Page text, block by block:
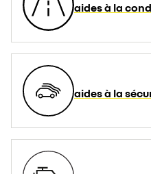
aides à la
aides à la